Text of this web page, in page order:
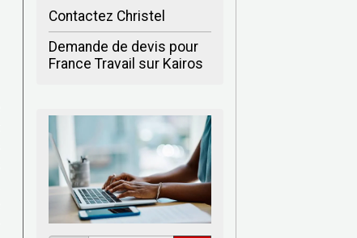
Contactez Christel
Demande de devis pour
France Travail sur Kairos